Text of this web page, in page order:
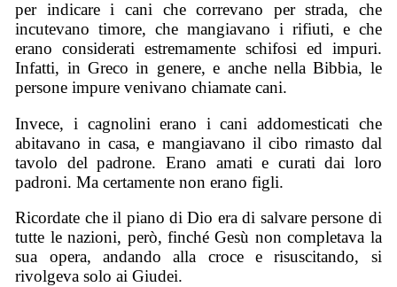
per indicare i cani che correvano per strada, che
incutevano timore, che mangiavano i rifiuti, e che
erano considerati estremamente schifosi ed impuri.
Infatti, in Greco in genere, e anche nella Bibbia, le
persone impure venivano chiamate cani.
Invece, i cagnolini erano i cani addomesticati che
abitavano in casa, e mangiavano il cibo rimasto dal
tavolo del padrone. Erano amati e curati dai loro
padroni. Ma certamente non erano figli.
Ricordate che il piano di Dio era di salvare persone di
tutte le nazioni, però, finché Gesù non completava la
sua opera, andando alla croce e risuscitando, si
rivolgeva solo ai Giudei.